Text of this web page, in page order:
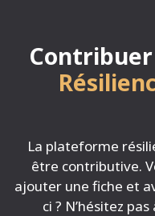
La plateforme
être contributive.
ajouter une fiche et
ci ? N’hésitez